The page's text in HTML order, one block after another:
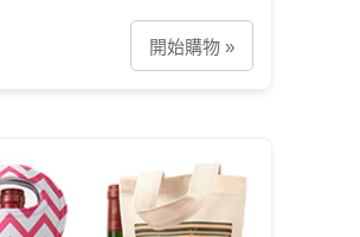
開始購物 »